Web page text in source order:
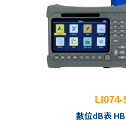
LI074-
數位dB表